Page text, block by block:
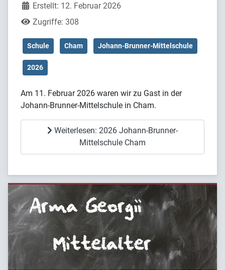
Erstellt: 12. Februar 2026
Zugriffe: 308
Schule Cham Johann-Brunner-Mittelschule
2026
Am 11. Februar 2026 waren wir zu Gast in der
Johann-Brunner-Mittelschule in Cham.
Weiterlesen: 2026 Johann-Brunner-
Mittelschule Cham